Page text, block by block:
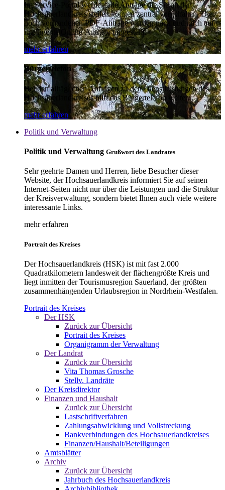
Im Service-Portal werden alle Anträge die Sie an den
Hochsauerlandkreis stellen können zentral vorgehalten. Die
noch vorhandenen PDF-Anträge werden nach und nach auf
intelligente Online-Anträge umgestellt.
mehr erfahren
Bürgertelefon
Bei den alltäglichen Anfragen zu den Dienstleistungen des
Hochsauerlandkreises hilft das Bürgertelefon weiter.
mehr erfahren
Politik und Verwaltung
Politik und Verwaltung Grußwort des Landrates
Sehr geehrte Damen und Herren, liebe Besucher dieser
Website, der Hochsauerlandkreis informiert Sie auf seinen
Internet-Seiten nicht nur über die Leistungen und die Struktur
der Kreisverwaltung, sondern bietet Ihnen auch viele weitere
interessante Links.
mehr erfahren
Portrait des Kreises
Der Hochsauerlandkreis (HSK) ist mit fast 2.000
Quadratkilometern landesweit der flächengrößte Kreis und
liegt inmitten der Tourismusregion Sauerland, der größten
zusammenhängenden Urlaubsregion in Nordrhein-Westfalen.
Portrait des Kreises
Der HSK
Zurück zur Übersicht
Portrait des Kreises
Organigramm der Verwaltung
Der Landrat
Zurück zur Übersicht
Vita Thomas Grosche
Stellv. Landräte
Der Kreisdirektor
Finanzen und Haushalt
Zurück zur Übersicht
Lastschriftverfahren
Zahlungsabwicklung und Vollstreckung
Bankverbindungen des Hochsauerlandkreises
Finanzen/Haushalt/Beteiligungen
Amtsblätter
Archiv
Zurück zur Übersicht
Jahrbuch des Hochsauerlandkreis